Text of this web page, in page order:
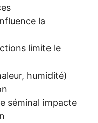
la
limite le
humidité)
séminal impacte